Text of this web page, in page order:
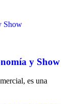
y Show
es una